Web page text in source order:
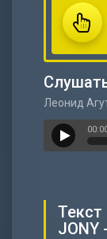
Леонид
Текст
JONY